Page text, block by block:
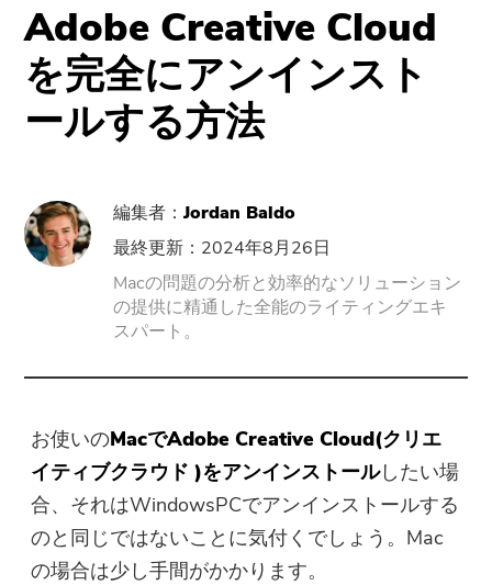
Hot
PowerMyMac
PowerUninstall
Screen Recorder
PDFコンプレッサー
オンラインツール
無料動画変換
無料動画エディタ
無料写真コンプレッサー
サポート
Adobe Creative Cloud
を完全にアンインスト
ールする方法
編集者： Jordan Baldo
最終更新：2024年8月26日
Macの問題の分析と効率的なソリューション
の提供に精通した全能のライティングエキ
スパート。
お使いのMacでAdobe Creative Cloud(クリエ
イティブクラウド )をアンインストールしたい場
合、それはWindowsPCでアンインストールする
のと同じではないことに気付くでしょう。Mac
の場合は少し手間がかかります。